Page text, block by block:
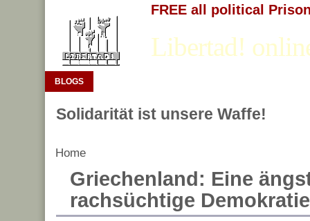
FREE all political
Libertad!
BLOGS
Solidarität ist unsere Waffe!
Home
Griechenland: Eine
rachsüchtige Demokratie